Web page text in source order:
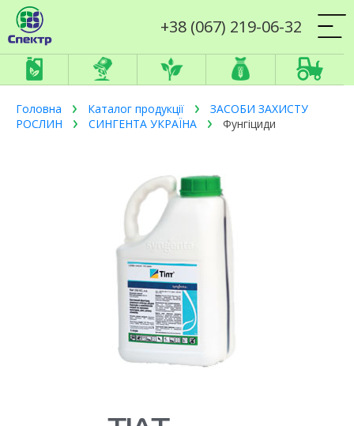
+38 (067) 219-06-32
Головна Каталог продукції
ЗАСОБИ ЗАХИСТУ
РОСЛИН
СИНГЕНТА УКРАЇНА Фунгіциди